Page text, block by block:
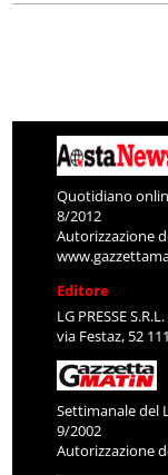
Quotidiano
8/2012
Autorizzazione
Editore
LG PRESSE S.R.L.
via Festaz, 52
Settimanale del
9/2002
Autorizzazione